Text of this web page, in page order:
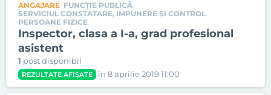
ANGAJARE FUNCȚIE PUBLICĂ
SERVICIUL CONSTATARE, IMPUNERE ŞI CONTROL
PERSOANE FIZICE
Inspector, clasa a I-a, grad profesional
asistent
1 post disponibil
REZULTATE AFIȘATE în 8 aprilie 2019 11:00